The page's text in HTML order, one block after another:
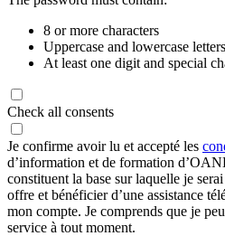
8 or more characters
Uppercase and lowercase letters
At least one digit and special
Check all consents
Je confirme avoir lu et accepté les
d’information et de formation
constituent la base sur laquelle je
offre et bénéficier d’une assistance
mon compte. Je comprends que je
service à tout moment.